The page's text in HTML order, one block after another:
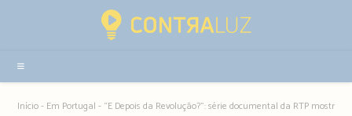
sidebar
Início- Em Portugal - “E Depois da Revolução?”: série documental da RTP